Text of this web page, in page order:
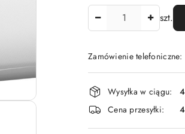
szt.
Zamówienie
Dostępność
i
dostawa
Wysyłka w ciągu:
Cena przesyłki: